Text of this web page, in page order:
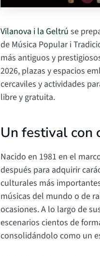
Vilanova i la Geltrú se
de Música Popular i
más antiguos y
2026, plazas y espacios
cercaviles y actividades
libre y gratuita.
Un festival con
Nacido en 1981 en el
después para adquirir
culturales más
músicas del mundo o de
ocasiones. A lo largo de
escenarios cientos de
consolidándolo como un